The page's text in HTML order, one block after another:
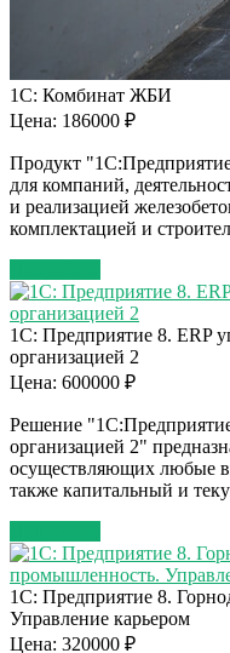
1С: Комбинат ЖБИ
Цена: 186000 ₽
Продукт
для компаний,
и реализацией
комплектацией и
1С: Предприятие 8. ERP
организацией 2
Цена: 600000 ₽
Решение
организацией 2"
осуществляющих любые
также капитальный и
1С: Предприятие 8.
Управление карьером
Цена: 320000 ₽